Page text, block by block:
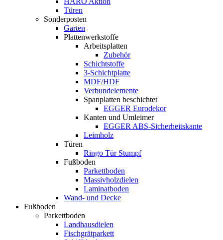
Türen
Sonderposten
Garten
Plattenwerkstoffe
Arbeitsplatten
Zubehör
Schichtstoffe
3-Schichtplatte
MDF/HDF
Verbundelemente
Spanplatten beschichtet
EGGER Eurodekor
Kanten und Umleimer
EGGER ABS-Sicherheitskante
Leimholz
Türen
Ringo Tür Stumpf
Fußboden
Parkettboden
Massivholzdielen
Laminatboden
Wand- und Decke
Fußboden
Parkettboden
Landhausdielen
Fischgrätparkett